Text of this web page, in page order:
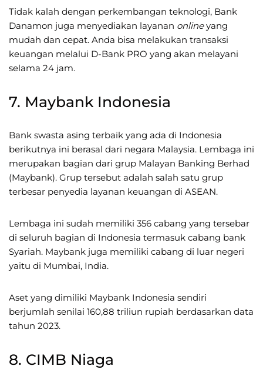
Tidak kalah dengan perkembangan teknologi, Bank
Danamon juga menyediakan layanan onlineyang
mudah dan cepat. Anda bisa melakukan transaksi
keuangan melalui D-Bank PRO yang akan melayani
selama 24 jam.
7. Maybank Indonesia
Bank swasta asing terbaik yang ada di Indonesia
berikutnya ini berasal dari negara Malaysia. Lembaga ini
merupakan bagian dari grup Malayan Banking Berhad
(Maybank). Grup tersebut adalah salah satu grup
terbesar penyedia layanan keuangan di ASEAN.
Lembaga ini sudah memiliki 356 cabang yang tersebar
di seluruh bagian di Indonesia termasuk cabang bank
Syariah. Maybank juga memiliki cabang di luar negeri
yaitu di Mumbai, India.
Aset yang dimiliki Maybank Indonesia sendiri
berjumlah senilai 160,88 triliun rupiah berdasarkan data
tahun 2023.
8. CIMB Niaga